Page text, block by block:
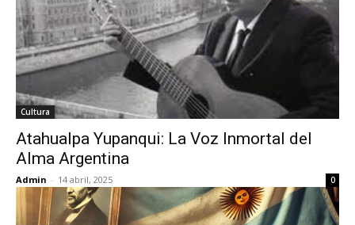
Cultura
Atahualpa Yupanqui: La Voz Inmortal del
Alma Argentina
Admin - 14 abril, 2025 0